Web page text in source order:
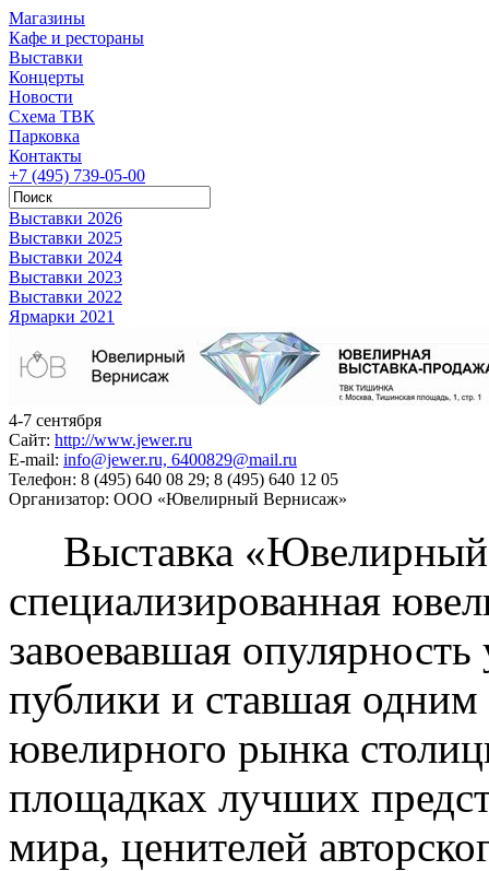
Магазины
Кафе и рестораны
Выставки
Концерты
Новости
Схема ТВК
Парковка
Контакты
+7 (495) 739-05-00
Выставки 2026
Выставки 2025
Выставки 2024
Выставки 2023
Выставки 2022
Ярмарки 2021
4-7 сентября
Сайт: http://www.jewer.ru
E-mail: info@jewer.ru, 6400829@mail.ru
Телефон: 8 (495) 640 08 29; 8 (495) 640 12 05
Организатор: ООО «Ювелирный Вернисаж»
Выставка «Ювелирный
специализированная
завоевавшая
публики и ставшая
ювелирного рынка
площадках лучших
мира, ценителей